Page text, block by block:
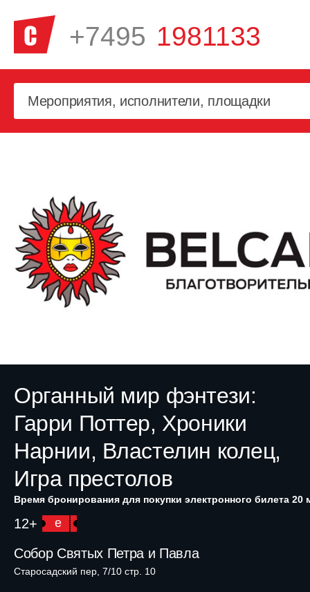
+7495 1981133
Органный мир фэнтези:
Гарри Поттер, Хроники
Нарнии, Властелин колец,
Игра престолов
Время бронирования для покупки электронного билета 20
12+ e
Собор Святых Петра и Павла
Старосадский пер, 7/10 стр. 10